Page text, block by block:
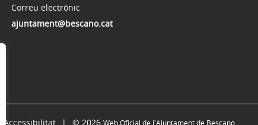
Correu electrònic
ajuntament@bescano.cat
Accessibilitat © 2026